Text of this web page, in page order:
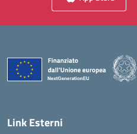
Link Esterni